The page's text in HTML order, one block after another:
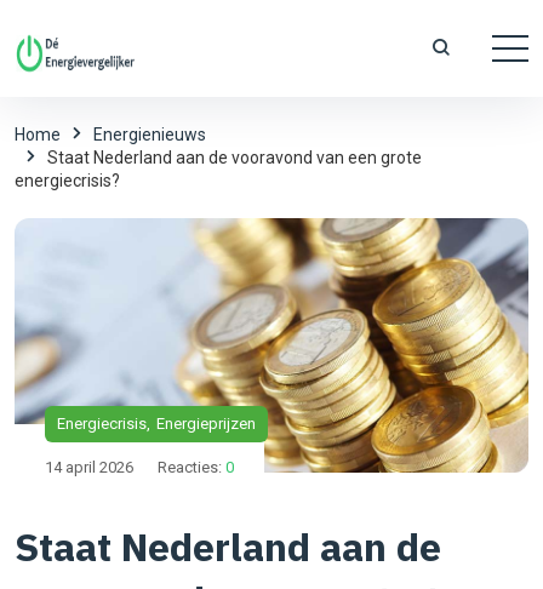
Home
Energienieuws
Staat Nederland aan de vooravond van een grote
energiecrisis?
Energiecrisis Energieprijzen
14 april 2026 Reacties: 0
Staat Nederland aan de